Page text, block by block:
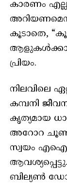
കാരണം
കൂടാതെ,
പ്രിയം.
നിലവിലെ
കമ്പനി
കൃത്യമായ
അറോറ
സ്വയം എഐ
ബില്യൺ